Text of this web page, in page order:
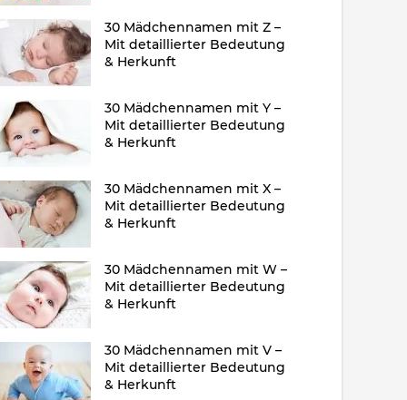
30 Mädchennamen mit Z –
Mit detaillierter Bedeutung
& Herkunft
30 Mädchennamen mit Y –
Mit detaillierter Bedeutung
& Herkunft
30 Mädchennamen mit X –
Mit detaillierter Bedeutung
& Herkunft
30 Mädchennamen mit W –
Mit detaillierter Bedeutung
& Herkunft
30 Mädchennamen mit V –
Mit detaillierter Bedeutung
& Herkunft